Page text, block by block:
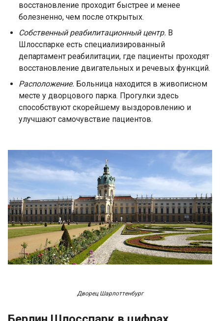
восстановление проходит быстрее и менее
болезненно, чем после открытых.
Собственный реабилитационный центр. В
Шлосспарке есть специализированный
департамент реабилитации, где пациенты проходят
восстановление двигательных и речевых функций.
Расположение. Больница находится в живописном
месте у дворцового парка. Прогулки здесь
способствуют скорейшему выздоровлению и
улучшают самочувствие пациентов.
Дворец Шарлоттенбург